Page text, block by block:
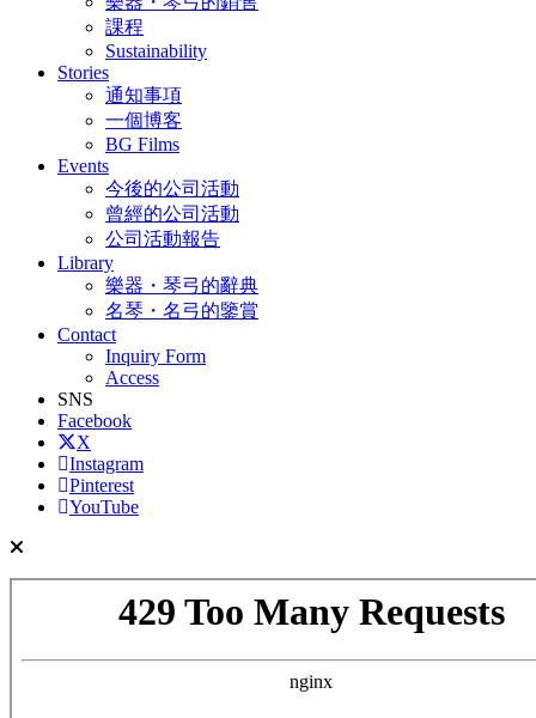
課程
Sustainability
Stories
通知事項
一個博客
BG Films
Events
今後的公司活動
曾經的公司活動
公司活動報告
Library
樂器・琴弓的辭典
名琴・名弓的鑒賞
Contact
Inquiry Form
Access
SNS
Facebook
X
Instagram
Pinterest
YouTube